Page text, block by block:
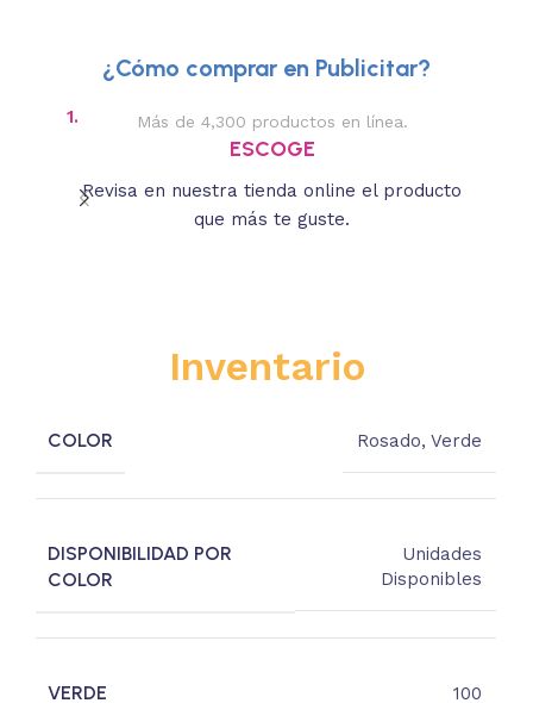
¿Cómo comprar en Publicitar?
1. Más de 4,300 productos en línea.
ESCOGE
Revisa en nuestra tienda online el producto
que más te guste.
Inventario
COLOR Rosado,Verde
DISPONIBILIDAD POR
COLOR
Unidades
Disponibles
VERDE 100